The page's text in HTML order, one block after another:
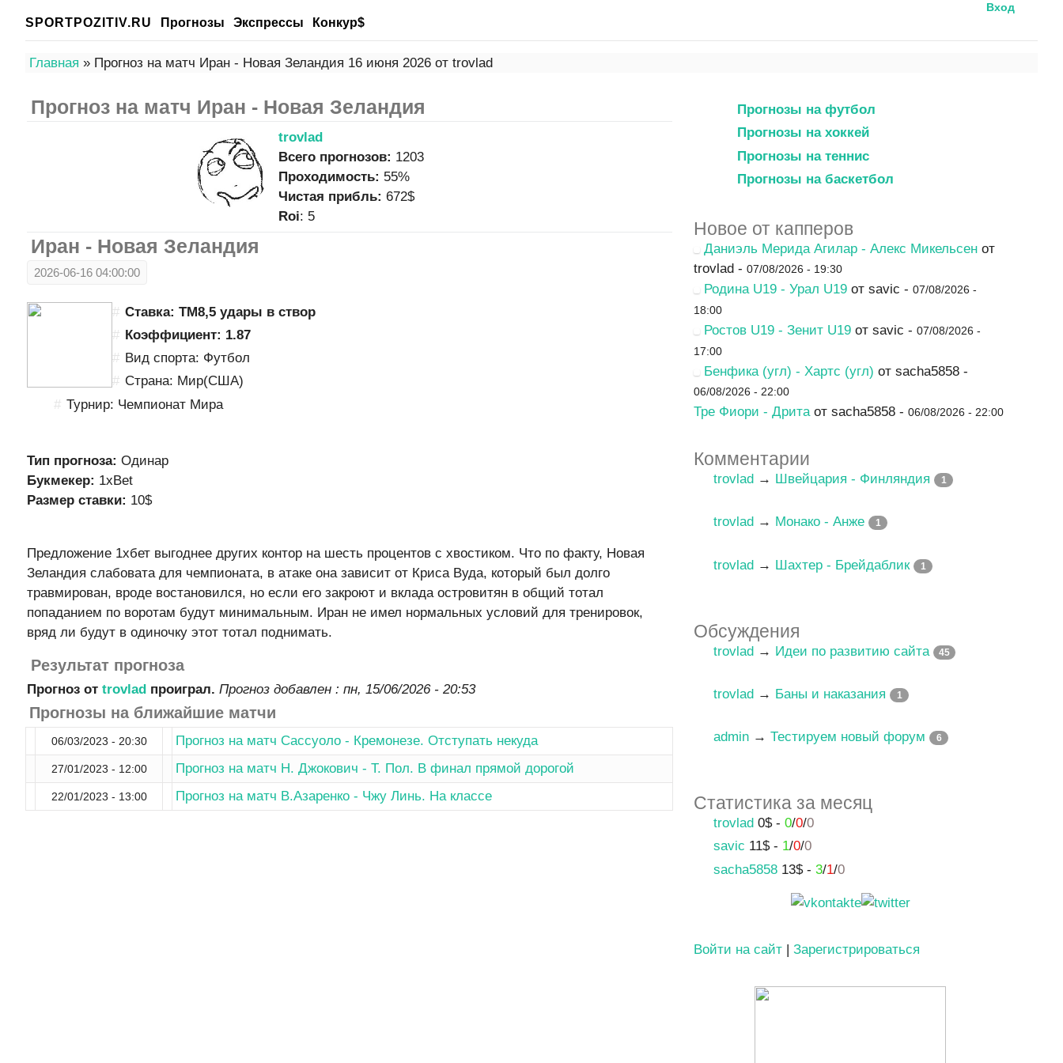
Вход
SPORTPOZITIV.RU Прогнозы Экспрессы Конкур$
Главная » Прогноз на матч Иран - Новая Зеландия 16 июня 2026 от trovlad
Прогноз на матч Иран - Новая Зеландия
trovlad
Всего прогнозов: 1203
Проходимость: 55%
Чистая прибль: 672$
Roi: 5
Иран - Новая Зеландия
2026-06-16 04:00:00
Ставка: ТМ8,5 удары в створ
Коэффициент: 1.87
Вид спорта: Футбол
Страна: Мир(США)
Турнир: Чемпионат Мира
Тип прогноза: Одинар
Букмекер: 1xBet
Размер ставки: 10$
Предложение 1хбет выгоднее других контор на шесть процентов с хвостиком. Что по факту, Новая
Зеландия слабовата для чемпионата, в атаке она зависит от Криса Вуда, который был долго
травмирован, вроде востановился, но если его закроют и вклада островитян в общий тотал
попаданием по воротам будут минимальным. Иран не имел нормальных условий для тренировок,
вряд ли будут в одиночку этот тотал поднимать.
Результат прогноза
Прогноз от trovladпроиграл. Прогноз добавлен : пн, 15/06/2026 - 20:53
Прогнозы на ближайшие матчи
06/03/2023 - 20:30 Прогноз на матч Сассуоло - Кремонезе. Отступать некуда
27/01/2023 - 12:00 Прогноз на матч Н. Джокович - Т. Пол. В финал прямой дорогой
22/01/2023 - 13:00 Прогноз на матч В.Азаренко - Чжу Линь. На классе
Прогнозы на футбол
Прогнозы на хоккей
Прогнозы на теннис
Прогнозы на баскетбол
Новое от капперов
Даниэль Мерида Агилар - Алекс Микельсен от
trovlad - 07/08/2026 - 19:30
Родина U19 - Урал U19 от savic - 07/08/2026 -
18:00
Ростов U19 - Зенит U19 от savic - 07/08/2026 -
17:00
Бенфика (угл) - Хартс (угл) от sacha5858 -
06/08/2026 - 22:00
Тре Фиори - Дрита от sacha5858 - 06/08/2026 - 22:00
Комментарии
trovlad → Швейцария - Финляндия 1
trovlad → Монако - Анже 1
trovlad → Шахтер - Брейдаблик 1
Обсуждения
trovlad → Идеи по развитию сайта 45
trovlad → Баны и наказания 1
admin →Тестируем новый форум 6
Статистика за месяц
trovlad 0$ -0/0/0
savic 11$ - 1/0/0
sacha5858 13$ -3/1/0
Войти на сайт| Зарегистрироваться